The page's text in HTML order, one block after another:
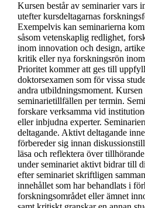
Kursen består av seminarier vars
utefter kursdeltagarnas
Exempelvis kan seminarierna
såsom vetenskaplig redlighet,
inom innovation och design,
kritik eller nya forskningsrön
Prioritet kommer att ges till
doktorsexamen som för vissa
andra utbildningsmoment.
seminarietillfällen per termin.
forskare verksamma vid
eller inbjudna experter.
deltagande. Aktivt deltagande
förbereder sig innan
läsa och reflektera över
under seminariet aktivt bidrar till
efter seminariet skriftligen
innehållet som har behandlats i
forskningsområdet eller ämnet